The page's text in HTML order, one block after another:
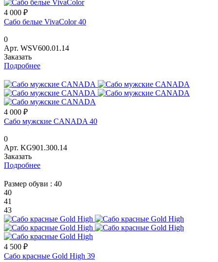
4 000 ₽
Сабо белые VivaColor 40
0
Арт. WSV600.01.14
Заказать
Подробнее
4 000 ₽
Сабо мужские CANADA 40
0
Арт. KG901.300.14
Заказать
Подробнее
Размер обуви : 40
40
41
43
4 500 ₽
Сабо красные Gold High 39